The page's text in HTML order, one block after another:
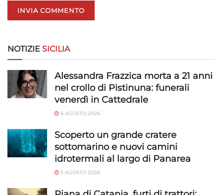
NOTIZIE SICILIA
Alessandra Frazzica morta a 21 anni
nel crollo di Pistinuna: funerali
venerdì in Cattedrale
6 AGOSTO 2026
Scoperto un grande cratere
sottomarino e nuovi camini
idrotermali al largo di Panarea
5 AGOSTO 2026